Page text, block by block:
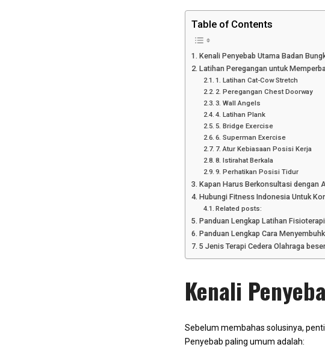
Table of Contents
Kenali Penyebab Utama Badan
Latihan Peregangan untuk
1. Latihan Cat-Cow Stretch
2. Peregangan Chest Doorway
3. Wall Angels
4. Latihan Plank
5. Bridge Exercise
6. Superman Exercise
7. Atur Kebiasaan Posisi Kerja
8. Istirahat Berkala
9. Perhatikan Posisi Tidur
Kapan Harus Berkonsultasi dengan
Hubungi Fitness Indonesia Untuk
Related posts:
Panduan Lengkap Latihan
Panduan Lengkap Cara
5 Jenis Terapi Cedera Olahraga
Kenali
Sebelum membahas solusinya,
Penyebab paling umum adalah: